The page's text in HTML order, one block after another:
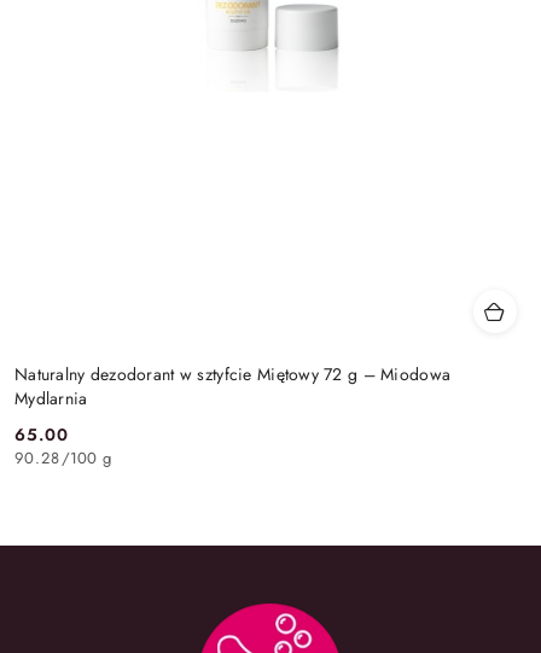
Naturalny dezodorant w sztyfcie Miętowy 72 g – Miodowa
Mydlarnia
Cena:
65.00
90.28/100 g